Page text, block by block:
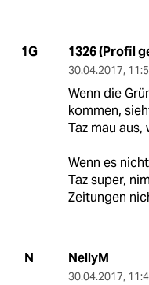
1G 1326 (Profil
30.04.2017,
Wenn die
kommen,
Taz mau
Wenn es
Taz super,
Zeitungen
N NellyM
30.04.2017,